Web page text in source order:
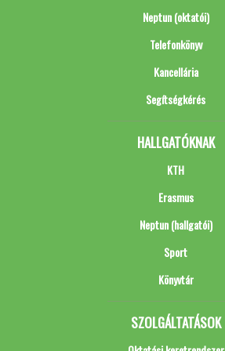
Neptun (oktatói)
Telefonkönyv
Kancellária
Segítségkérés
HALLGATÓKNAK
KTH
Erasmus
Neptun (hallgatói)
Sport
Könyvtár
SZOLGÁLTATÁSOK